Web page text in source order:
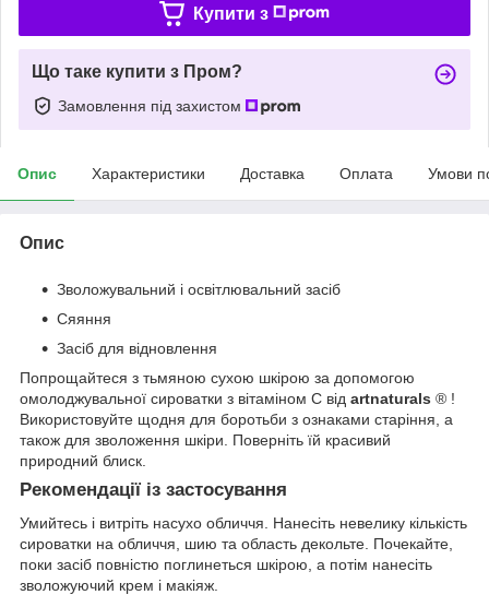
Купити з
Що таке купити з Пром?
Замовлення під захистом
Опис Характеристики Доставка Оплата Умови
Опис
Зволожувальний і освітлювальний засіб
Сяяння
Засіб для відновлення
Попрощайтеся з тьмяною сухою шкірою за допомогою
омолоджувальної сироватки з вітаміном C від artnaturals ® !
Використовуйте щодня для боротьби з ознаками старіння, а
також для зволоження шкіри. Поверніть їй красивий
природний блиск.
Рекомендації із застосування
Умийтесь і витріть насухо обличчя. Нанесіть невелику кількість
сироватки на обличчя, шию та область декольте. Почекайте,
поки засіб повністю поглинеться шкірою, а потім нанесіть
зволожуючий крем і макіяж.